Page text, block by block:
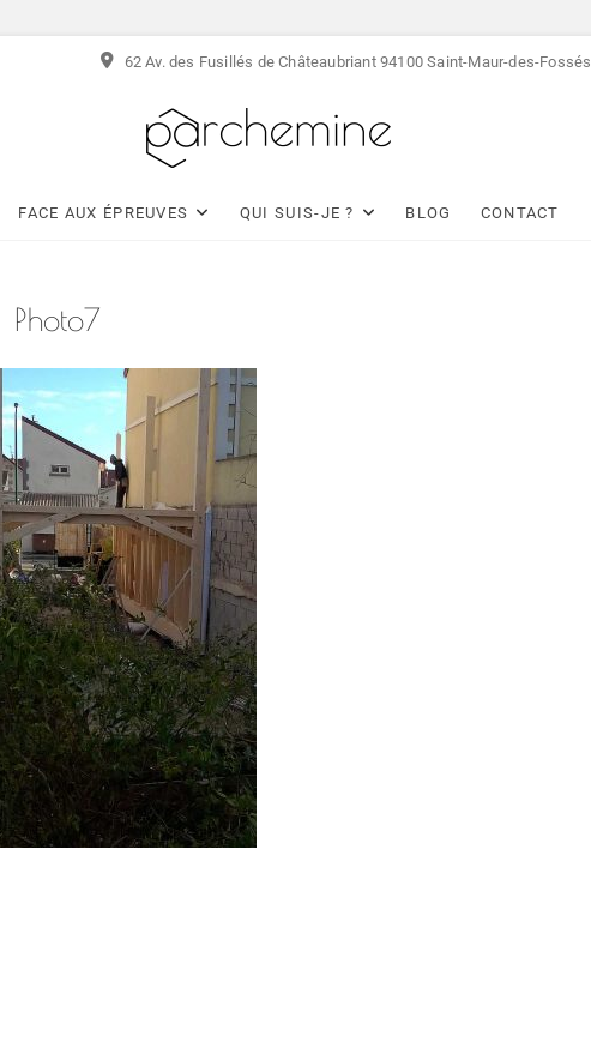
62 Av. des Fusillés de Châteaubriant 94100 Saint-Maur-des-Fossés
FACE AUX ÉPREUVES QUI SUIS-JE ? BLOG CONTACT
Photo7